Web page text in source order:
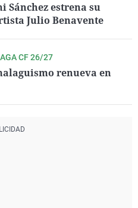
Sánchez estrena su
Julio Benavente
CF 26/27
renueva en